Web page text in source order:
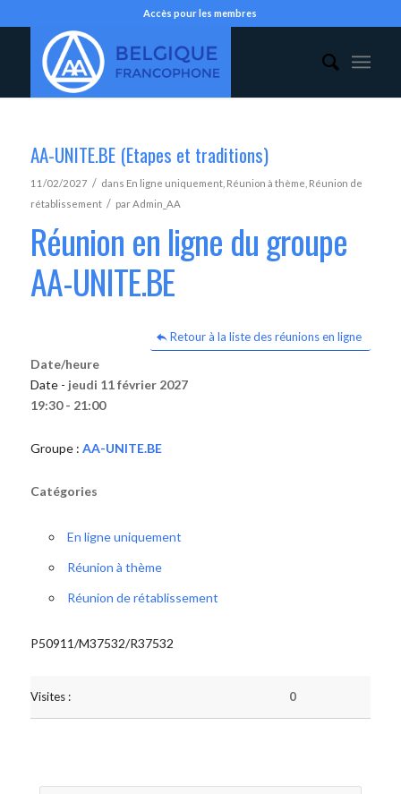
Accès pour les membres
AA-UNITE.BE (Etapes et traditions)
11/02/2027 / dans En ligne uniquement, Réunion à thème Réunion de
rétablissement / parAdmin_AA
Réunion en ligne du groupe
AA-UNITE.BE
Retour à la liste des réunions en ligne
Date/heure
Date - jeudi 11 février 2027
19:30 - 21:00
Groupe : AA-UNITE.BE
Catégories
En ligne uniquement
Réunion à thème
Réunion de rétablissement
P50911/M37532/R37532
Visites : 0